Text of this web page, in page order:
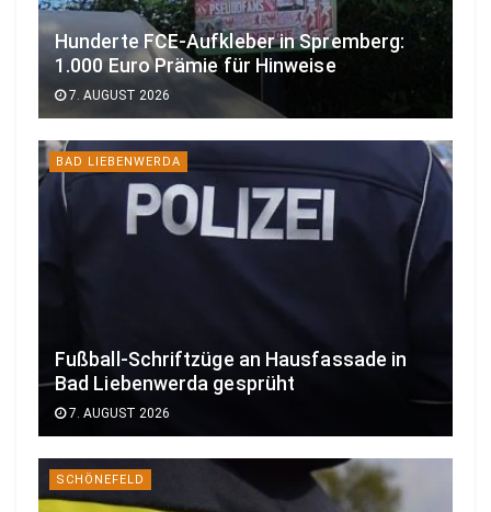
Hunderte FCE-Aufkleber in Spremberg:
1.000 Euro Prämie für Hinweise
7. AUGUST 2026
BAD LIEBENWERDA
Fußball-Schriftzüge an Hausfassade in
Bad Liebenwerda gesprüht
7. AUGUST 2026
SCHÖNEFELD